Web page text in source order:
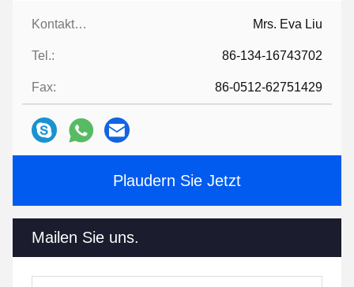
Kontaktpersonen: Mrs. Eva Liu
Tel.: 86-134-16743702
Fax: 86-0512-62751429
Plaudern Sie Jetzt
Mailen Sie uns.